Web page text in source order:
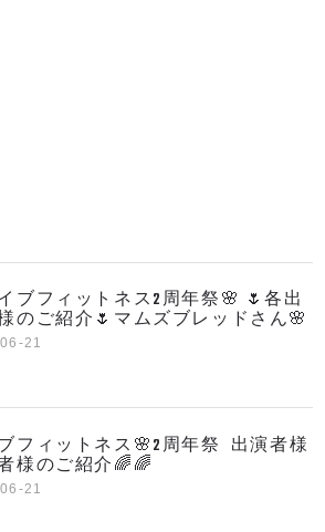
ブフィットネス2周年祭🌸 🌷各出
のご紹介🌷マムズブレッドさん🌸
21
フィットネス🌸2周年祭 出演者様
様のご紹介🌈🌈
21